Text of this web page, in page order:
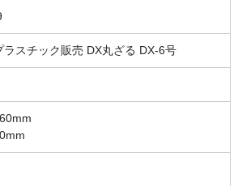
ラスチック販売 DX丸ざる DX-6号